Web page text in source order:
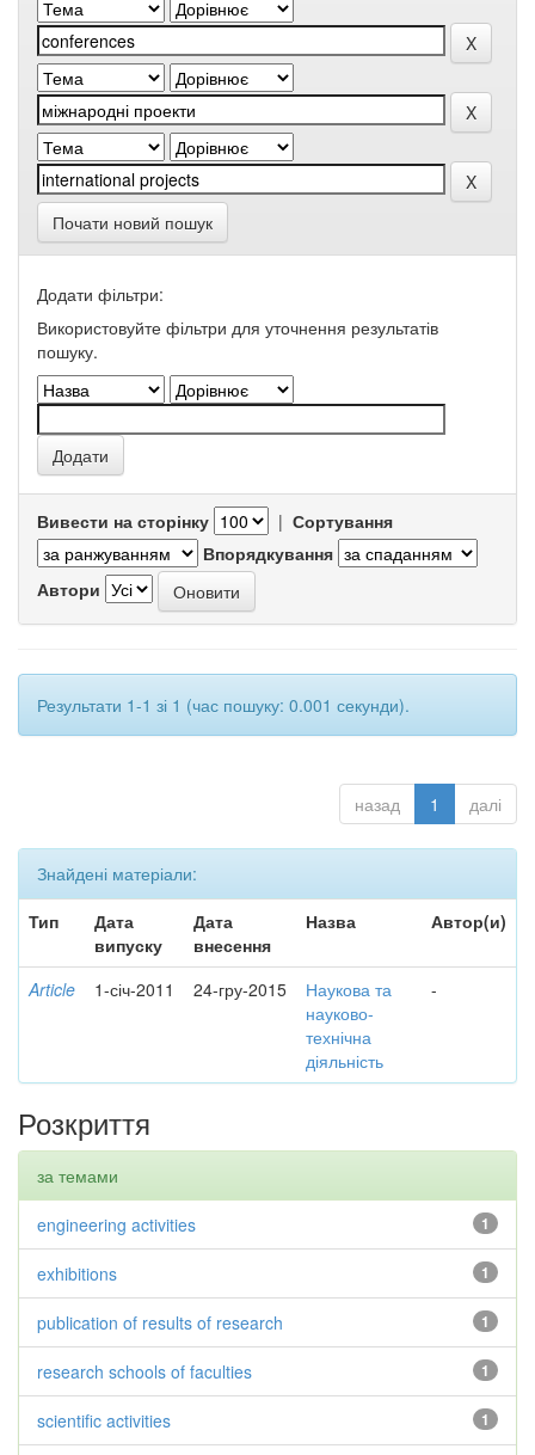
Почати новий пошук
Додати фільтри:
Використовуйте фільтри для уточнення результатів
пошуку.
Вивести на сторінку | Сортування
Впорядкування
Автори
Результати 1-1 зі 1 (час пошуку: 0.001 секунди).
назад 1 далі
Знайдені матеріали:
Тип
Дата
випуску
Дата
внесення
Назва Автор(и)
Article 1-січ-2011 24-гру-2015
Наукова та
науково-
технічна
діяльність
-
Розкриття
за темами
1
engineering activities
1
exhibitions
1
publication of results of research
1
research schools of faculties
1
scientific activities